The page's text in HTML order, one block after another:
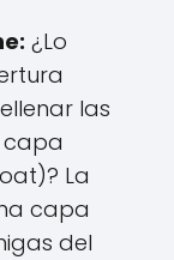
¿Lo
las
La
capa
del